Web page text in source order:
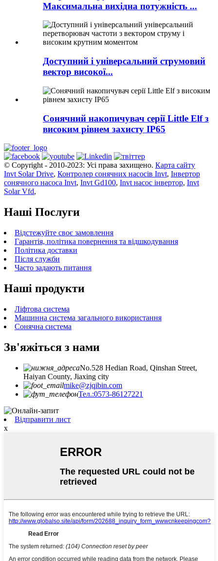
Максимальна вихідна потужність ...
Доступний і універсальний струмовий
вектор високої...
Сонячний накопичувач серії Little Elf з
високим рівнем захисту IP65
© Copyright - 2010-2023: Усі права захищено. Карта сайту
Invt Solar Drive, Контролер сонячних насосів Invt, Інвертор
сонячного насоса Invt, Invt Gd100, Invt насос інвертор, Invt
Solar Vfd,
Наші Послуги
Відстежуйте своє замовлення
Гарантія, політика повернення та відшкодування
Політика доставки
Після служби
Часто задають питання
Наші продукти
Ліфтова система
Машинна система загального використання
Сонячна система
Зв'яжіться з нами
No.528 Hedian Road, Qinshan Street,
Haiyan County, Jiaxing city
mike@zjqibin.com
Тел.:0573-86127221
Відправити лист
x